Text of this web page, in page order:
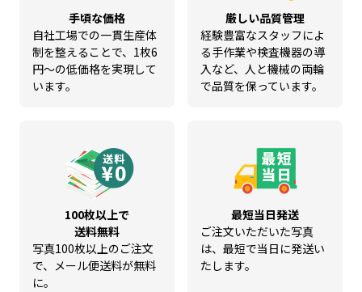
手頃な価格
自社工場での一貫生産体
制を整えることで、1枚6
円～の低価格を実現して
います。
厳しい品質管理
経験豊富なスタッフによ
る手作業や検査機器の導
入など、人と機械の両輪
で品質を保っています。
100枚以上で
送料無料
写真100枚以上のご注文
で、メール便送料が無料
に。
最短当日発送
ご注文いただいた写真
は、最短で当日に発送い
たします。